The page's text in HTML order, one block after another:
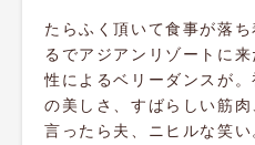
たらふく頂いて食事が落
るでアジアンリゾートに
性によるベリーダンスが
の美しさ、すばらしい筋
言ったら夫、ニヒルな笑い